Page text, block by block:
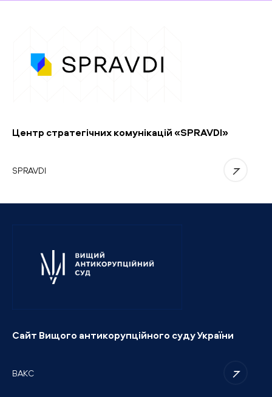
Центр стратегічних комунікацій «SPRAVDI»
SPRAVDI
Сайт Вищого антикорупційного суду України
ВАКС